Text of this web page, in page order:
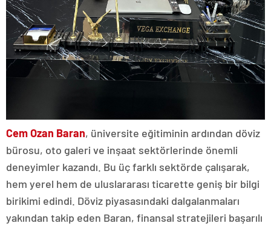
Cem Ozan Baran, üniversite eğitiminin ardından döviz
bürosu, oto galeri ve inşaat sektörlerinde önemli
deneyimler kazandı. Bu üç farklı sektörde çalışarak,
hem yerel hem de uluslararası ticarette geniş bir bilgi
birikimi edindi. Döviz piyasasındaki dalgalanmaları
yakından takip eden Baran, finansal stratejileri başarılı